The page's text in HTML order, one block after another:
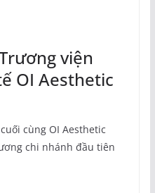
viện
OI Aesthetic
cùng OI Aesthetic
chi nhánh đầu tiên